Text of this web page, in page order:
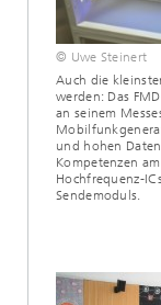
© Uwe Steinert
Auch die
werden: Das
an seinem
und hohen
Kompetenzen
Hochfrequenz-
Sendemoduls.